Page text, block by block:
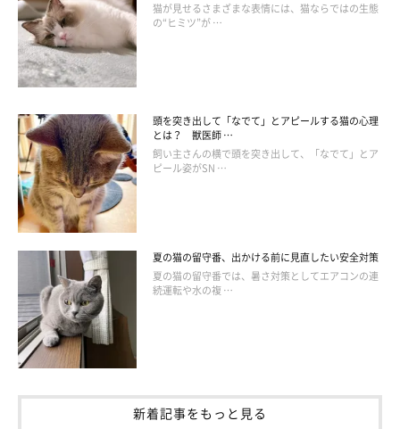
「ふだん一緒に生活していない息子のことが嫌いという
か、苦手らしい」
「別居している娘が帰ってくると、娘がいない部屋に移動
する」
「たまに帰ってくる人に対して塩対応」
猫が見せるさまざまな表情には、猫ならではの生態
の“ヒミツ”が …
頭を突き出して「なでて」とアピールする猫の心理
とは？ 獣医師 …
飼い主さんの横で頭を突き出して、「なでて」とア
ピール姿がSN …
夏の猫の留守番、出かける前に見直したい安全対策
夏の猫の留守番では、暑さ対策としてエアコンの連
続運転や水の複 …
新着記事をもっと見る